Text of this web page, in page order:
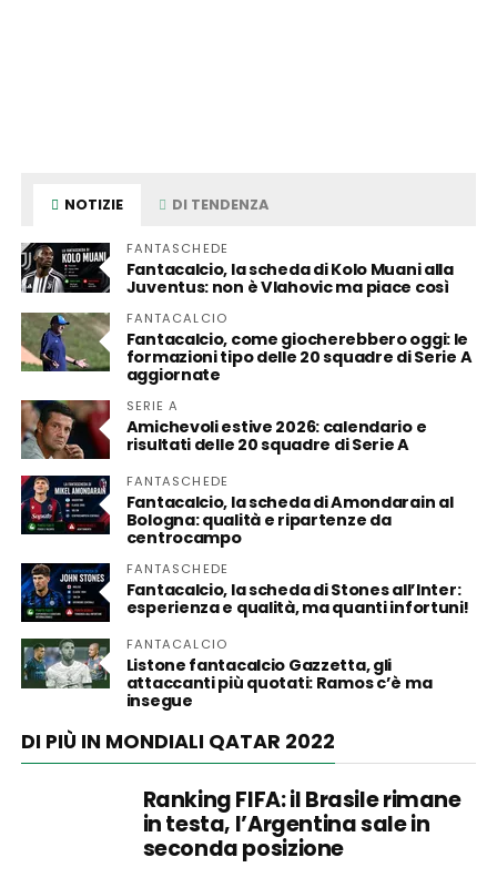
NOTIZIE DI TENDENZA
FANTASCHEDE
Fantacalcio, la scheda di Kolo Muani alla
Juventus: non è Vlahovic ma piace così
FANTACALCIO
Fantacalcio, come giocherebbero oggi: le
formazioni tipo delle 20 squadre di Serie A
aggiornate
SERIE A
Amichevoli estive 2026: calendario e
risultati delle 20 squadre di Serie A
FANTASCHEDE
Fantacalcio, la scheda di Amondarain al
Bologna: qualità e ripartenze da
centrocampo
FANTASCHEDE
Fantacalcio, la scheda di Stones all’Inter:
esperienza e qualità, ma quanti infortuni!
FANTACALCIO
Listone fantacalcio Gazzetta, gli
attaccanti più quotati: Ramos c’è ma
insegue
DI PIÙ IN MONDIALI QATAR 2022
Ranking FIFA: il Brasile rimane
in testa, l’Argentina sale in
seconda posizione